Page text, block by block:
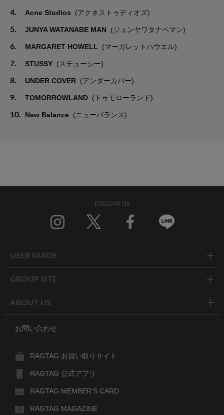
4. Acne Studios (アクネストゥディオズ)
5. JUNYA WATANABE MAN (ジュンヤワタナベマン)
6. MARGARET HOWELL (マーガレットハウエル)
7. STUSSY (ステューシー)
8. UNDER COVER (アンダーカバー)
9. TOMORROWLAND (トゥモローランド)
10. New Balance (ニューバランス)
FOLLOW US
USER GUIDE
GROUP SITE
ABOUT US
お問い合わせ
RAGTAG お買い取りサイト
RAGTAG 公式アプリ
RAGTAG MEMBER'S CARD
RAGTAG MAGAZINE